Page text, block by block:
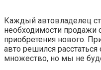
Каждый автовладелец
необходимости продажи
приобретения нового.
авто решился
множество, но мы не